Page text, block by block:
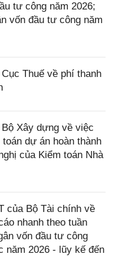
tư công năm 2026;
vốn đầu tư công năm
Thuế về phí thanh
Xây dựng về việc
dự án hoàn thành
của Kiểm toán Nhà
của Bộ Tài chính về
nhanh theo tuần
vốn đầu tư công
năm 2026 - lũy kế đến